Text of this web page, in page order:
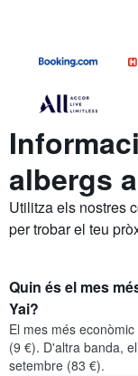
albergs
Utilitza els nostres
per trobar el teu
Quin és el mes
Yai?
El mes més
(9 €). D'altra banda,
setembre (83 €).